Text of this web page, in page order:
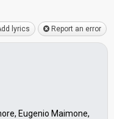
lyrics Report an error
Eugenio Maimone,